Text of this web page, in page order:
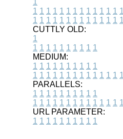
1 1 1 1 1 1 1 1 1 1 1 1 1 1
1 1 1 1 1 1 1 1 1 1 1 1 1 1
CUTTLY OLD:
1
1 1 1 1 1 1 1 1 1 1
MEDIUM:
1 1 1 1 1 1 1 1 1 1
1 1 1 1 1 1 1 1 1 1 1 1 1 1
PARALLELS:
1 1 1 1 1 1 1 1 1 1
1 1 1 1 1 1 1 1 1 1 1 1 1 1
URL PARAMETER:
1 1 1 1 1 1 1 1 1 1